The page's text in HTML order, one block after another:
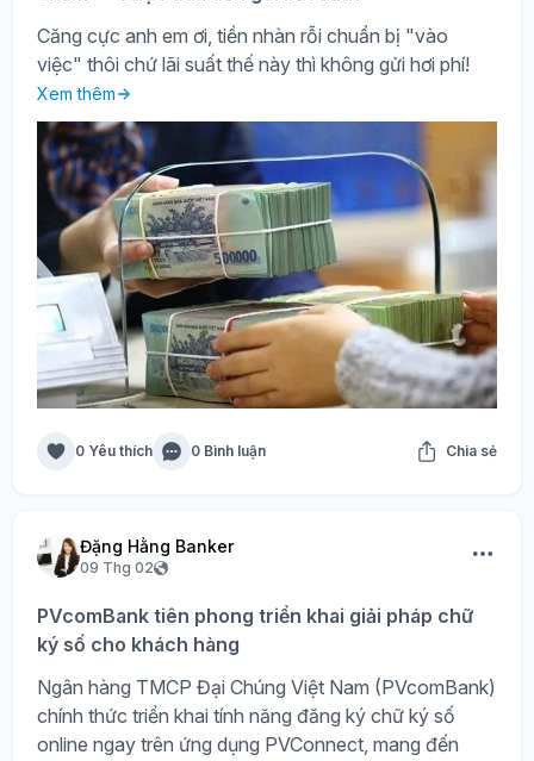
Căng cực anh em ơi, tiền nhàn rỗi chuẩn bị "vào
việc" thôi chứ lãi suất thế này thì không gửi hơi phí!
Xem thêm
0 Yêu thích 0 Bình luận Chia sẻ
Đặng Hằng Banker
09 Thg 02
PVcomBank tiên phong triển khai giải pháp chữ
ký số cho khách hàng
Ngân hàng TMCP Đại Chúng Việt Nam (PVcomBank)
chính thức triển khai tính năng đăng ký chữ ký số
online ngay trên ứng dụng PVConnect, mang đến